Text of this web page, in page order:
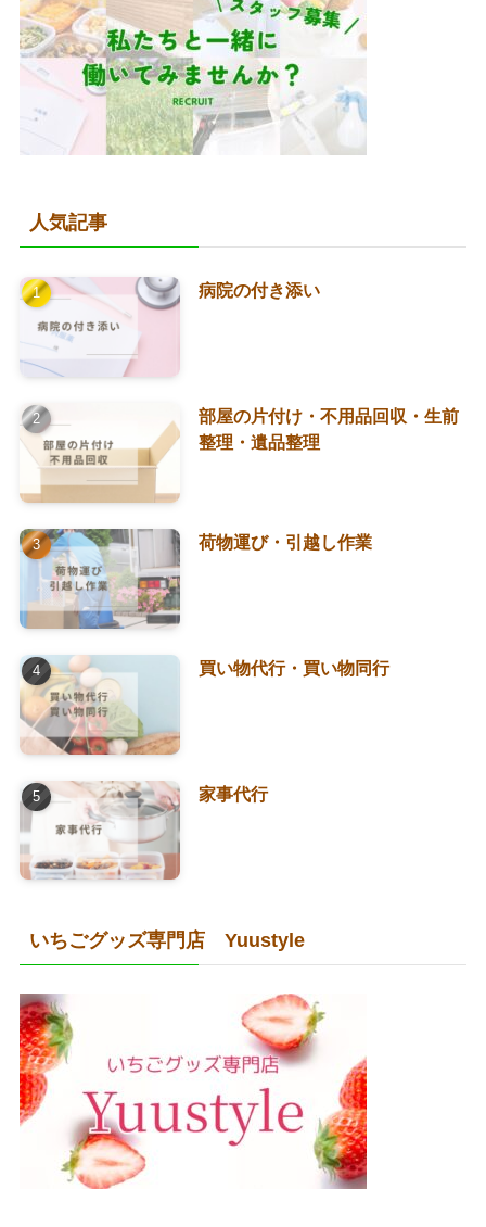
人気記事
病院の付き添い
部屋の片付け・不用品回収・生前
整理・遺品整理
荷物運び・引越し作業
買い物代行・買い物同行
家事代行
いちごグッズ専門店 Yuustyle